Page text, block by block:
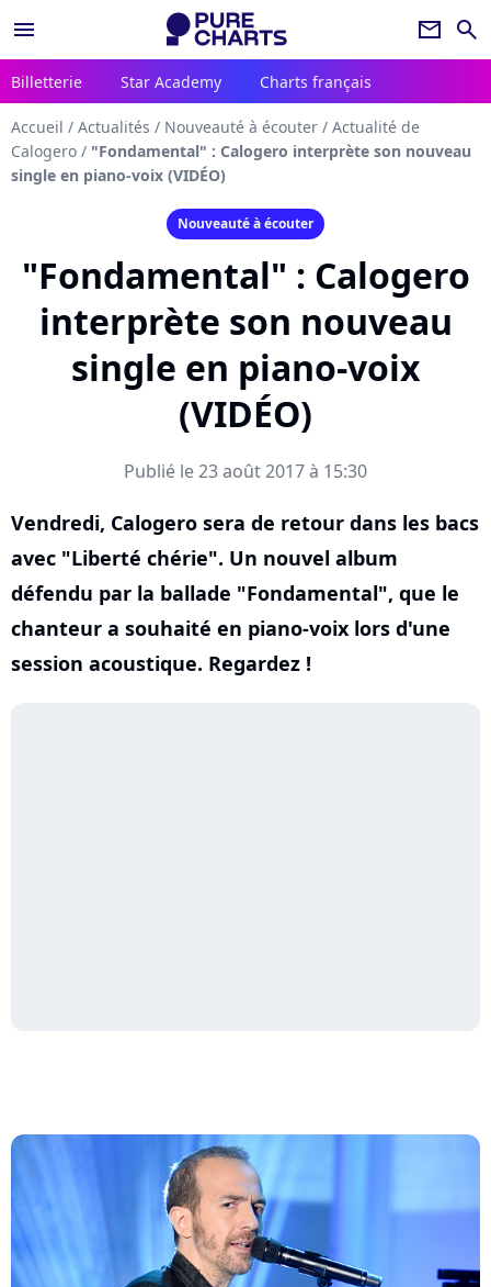
menu newsletter search
Billetterie Star Academy Charts français
Accueil / Actualités / Nouveauté à écouter / Actualité de
Calogero / "Fondamental" : Calogero interprète son nouveau
single en piano-voix (VIDÉO)
Nouveauté à écouter
"Fondamental" : Calogero
interprète son nouveau
single en piano-voix
(VIDÉO)
Publié le 23 août 2017 à 15:30
Vendredi, Calogero sera de retour dans les bacs
avec "Liberté chérie". Un nouvel album
défendu par la ballade "Fondamental", que le
chanteur a souhaité en piano-voix lors d'une
session acoustique. Regardez !